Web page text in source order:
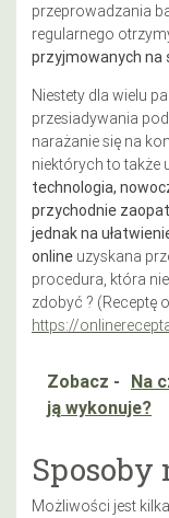
przeprowadzania
regularnego
przyjmowanych na
Niestety dla wielu
przesiadywania
narażanie się na
niektórych to także
technologia,
przychodnie
jednak na
online uzyskana
procedura, która
zdobyć ? (Receptę
https://
Zobacz - Na
ją wykonuje?
Sposoby
Możliwości jest